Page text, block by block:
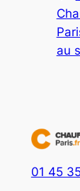
au
01 45